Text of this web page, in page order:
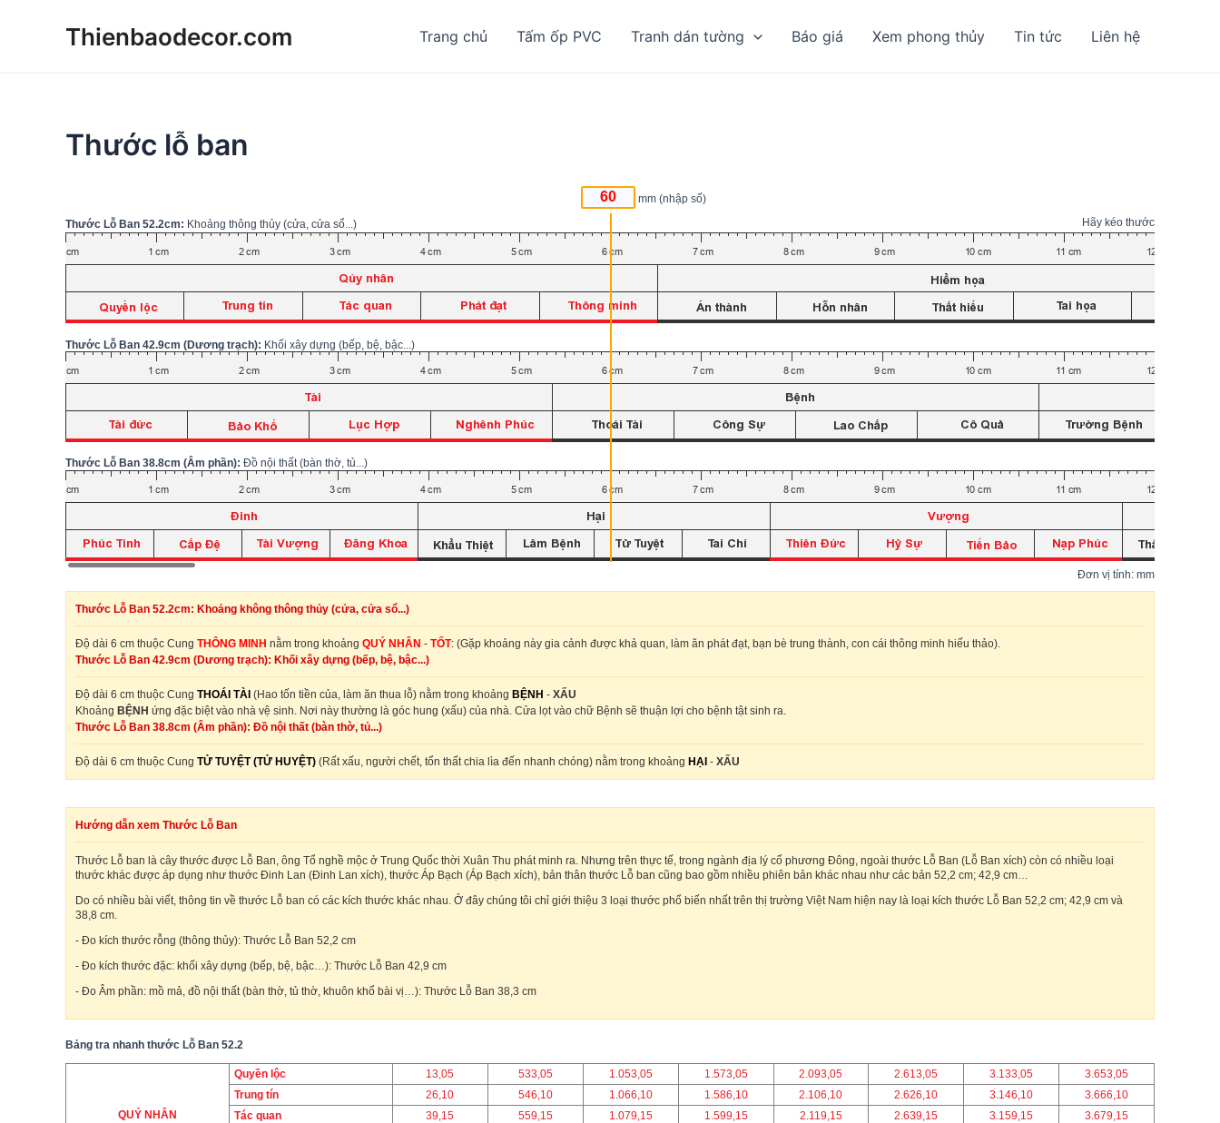
Thienbaodecor.com Trang chủ Tấm ốp PVC Tranh dán tường Báo giá Xem phong thủy Tin tức Liên hệ
Thước lỗ ban
mm (nhập số)
Hãy kéo thước
Thước Lỗ Ban 52.2cm: Khoảng thông thủy (cửa, cửa sổ...)
Thước Lỗ Ban 42.9cm (Dương trạch): Khối xây dựng (bếp, bệ, bậc...)
Thước Lỗ Ban 38.8cm (Âm phần): Đồ nội thất (bàn thờ, tủ...)
Đơn vị tính: mm
Thước Lỗ Ban 52.2cm: Khoảng không thông thủy (cửa, cửa sổ...)
Độ dài 6 cm thuộc Cung THÔNG MINH nằm trong khoảng QUÝ NHÂN - TỐT: (Gặp khoảng này gia cảnh được khả quan, làm ăn phát đạt, bạn bè trung thành, con cái thông minh hiếu thảo).
Thước Lỗ Ban 42.9cm (Dương trạch): Khối xây dựng (bếp, bệ, bậc...)
Độ dài 6 cm thuộc Cung THOÁI TÀI (Hao tốn tiền của, làm ăn thua lỗ) nằm trong khoảng BỆNH - XẤU
Khoảng BỆNH ứng đặc biệt vào nhà vệ sinh. Nơi này thường là góc hung (xấu) của nhà. Cửa lọt vào chữ Bệnh sẽ thuận lợi cho bệnh tật sinh ra.
Thước Lỗ Ban 38.8cm (Âm phần): Đồ nội thất (bàn thờ, tủ...)
Độ dài 6 cm thuộc Cung TỬ TUYỆT (TỬ HUYỆT) (Rất xấu, người chết, tổn thất chia lìa đến nhanh chóng) nằm trong khoảng HẠI - XẤU
Hướng dẫn xem Thước Lỗ Ban
Thước Lỗ ban là cây thước được Lỗ Ban, ông Tổ nghề mộc ở Trung Quốc thời Xuân Thu phát minh ra. Nhưng trên thực tế, trong ngành địa lý cổ phương Đông, ngoài thước Lỗ Ban (Lỗ Ban xích) còn có nhiều loại
thước khác được áp dụng như thước Đinh Lan (Đinh Lan xích), thước Áp Bạch (Áp Bạch xích), bản thân thước Lỗ ban cũng bao gồm nhiều phiên bản khác nhau như các bản 52,2 cm; 42,9 cm…
Do có nhiều bài viết, thông tin về thước Lỗ ban có các kích thước khác nhau. Ở đây chúng tôi chỉ giới thiệu 3 loại thước phổ biến nhất trên thị trường Việt Nam hiện nay là loại kích thước Lỗ Ban 52,2 cm; 42,9 cm và
38,8 cm.
- Đo kích thước rỗng (thông thủy): Thước Lỗ Ban 52,2 cm
- Đo kích thước đặc: khối xây dựng (bếp, bệ, bậc…): Thước Lỗ Ban 42,9 cm
- Đo Âm phần: mồ mả, đồ nội thất (bàn thờ, tủ thờ, khuôn khổ bài vị…): Thước Lỗ Ban 38,3 cm
Bảng tra nhanh thước Lỗ Ban 52.2
QUÝ NHÂN
Quyền lộc
Trung tín
Tác quan
13,05 533,05 1.053,05 1.573,05 2.093,05 2.613,05 3.133,05
3.653,05
26,10
546,10 1.066,10 1.586,10 2.106,10 2.626,10 3.146,10
3.666,10
39,15
559,15 1.079,15 1.599,15 2.119,15 2.639,15 3.159,15
3.679,15